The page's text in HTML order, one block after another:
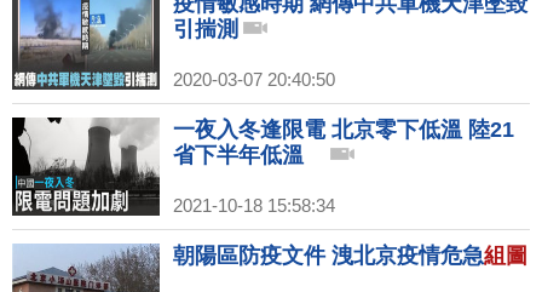
引揣測
2020-03-07 20:40:50
一夜入冬逢限電 北京零下低溫 陸21
省下半年低溫
2021-10-18 15:58:34
朝陽區防疫文件 洩北京疫情危急組圖